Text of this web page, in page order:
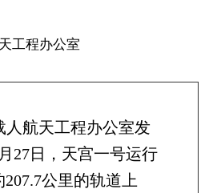
工程办公室
人航天工程办公室发
27日，天宫一号运行
公里的轨道上